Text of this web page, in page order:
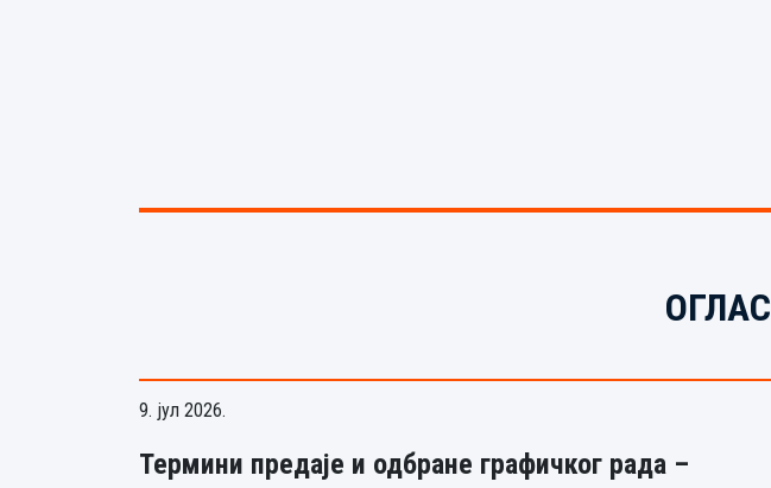
9. јул 2026.
Термини предаје и одбране графичког рада –